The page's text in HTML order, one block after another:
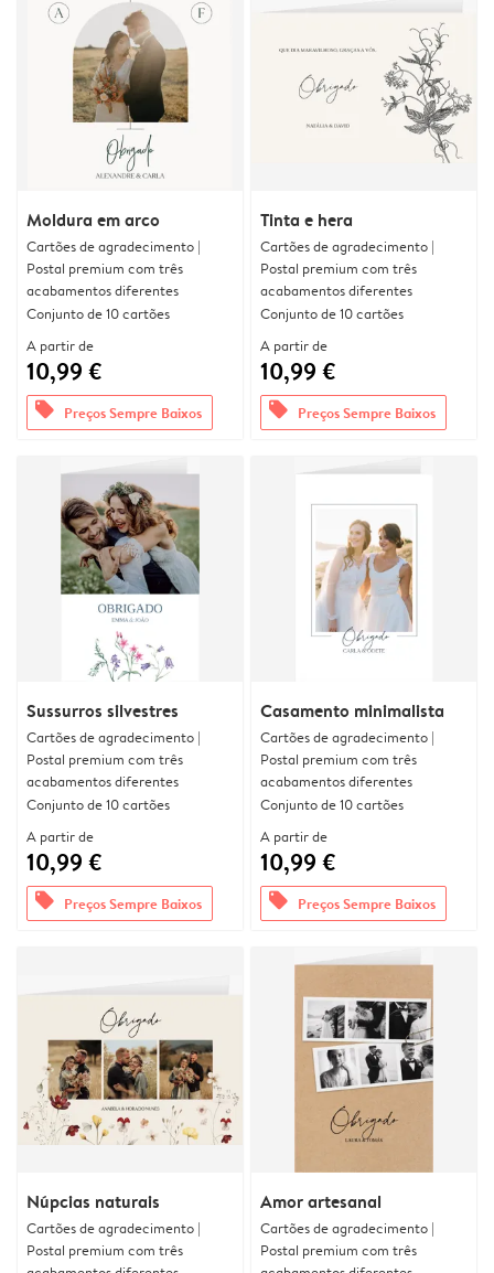
Moldura em arco
Cartões de agradecimento |
Postal premium com três
acabamentos diferentes
Conjunto de 10 cartões
A partir de
10,99 €
offers Preços Sempre Baixos
Tinta e hera
Cartões de agradecimento |
Postal premium com três
acabamentos diferentes
Conjunto de 10 cartões
A partir de
10,99 €
offers Preços Sempre Baixos
Sussurros silvestres
Cartões de agradecimento |
Postal premium com três
acabamentos diferentes
Conjunto de 10 cartões
A partir de
10,99 €
offers Preços Sempre Baixos
Casamento minimalista
Cartões de agradecimento |
Postal premium com três
acabamentos diferentes
Conjunto de 10 cartões
A partir de
10,99 €
offers Preços Sempre Baixos
Núpcias naturais
Cartões de agradecimento |
Postal premium com três
Amor artesanal
Cartões de agradecimento |
Postal premium com três